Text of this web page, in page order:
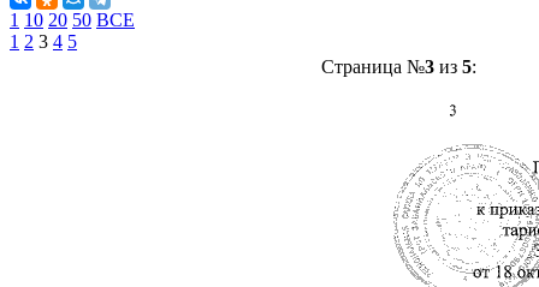
1 10 20 50 ВСЕ
1 2 3 4 5
Страница №3из 5: